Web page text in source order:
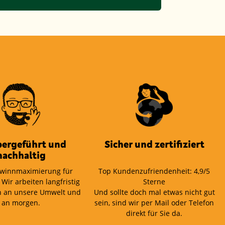
und
für
Wir arbeiten langfristig
an unsere Umwelt und
an morgen.
Sicher und zertifiziert
Top Kundenzufriendenheit: 4,9/5
Sterne
Und sollte doch mal etwas nicht gut
sein, sind wir per Mail oder Telefon
direkt für Sie da.